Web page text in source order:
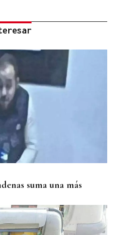
suma una más